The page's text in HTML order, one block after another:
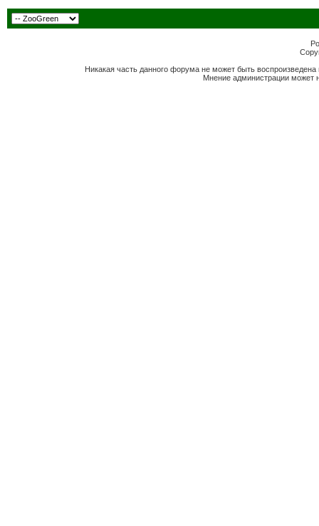
Никакая часть данного форума не может быть
Мнение администрации может